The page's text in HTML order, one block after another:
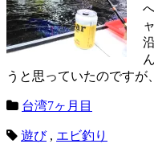
うと思っていたのですが
台湾7ヶ月目
遊び, エビ釣り